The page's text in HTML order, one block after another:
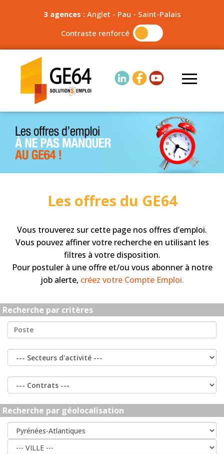
3 agences : Anglet - Pau - Saint-Palais
Contraste renforcé
Les offres du GE64
Vous trouverez sur cette page nos offres d’emploi.
Vous pouvez affiner votre recherche en utilisant les
filtres à votre disposition.
Pour postuler à une offre et/ou vous abonner à notre
job alerte, créez votre Compte Emploi.
Recherche par critères
Recherche par géolocalisation